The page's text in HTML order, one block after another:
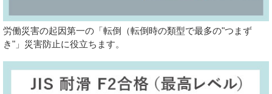
労働災害の起因第一の「転倒（転倒時の類型で最多の"つまず
き"」災害防止に役立ちます。